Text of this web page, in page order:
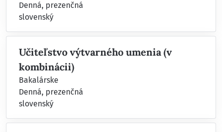
Denná, prezenčná
slovenský
Učiteľstvo výtvarného umenia (v
kombinácii)
Bakalárske
Denná, prezenčná
slovenský